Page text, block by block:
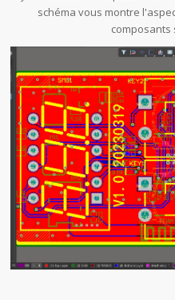
schéma vous montre
composants